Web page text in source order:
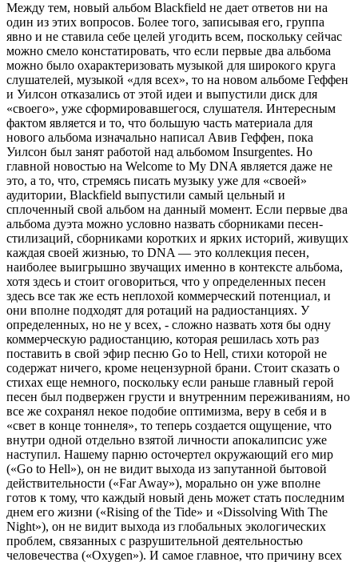
Между тем, новый альбом Blackfield не дает ответов ни на
один из этих вопросов. Более того, записывая его, группа
явно и не ставила себе целей угодить всем, поскольку сейчас
можно смело констатировать, что если первые два альбома
можно было охарактеризовать музыкой для широкого круга
слушателей, музыкой «для всех», то на новом альбоме Геффен
и Уилсон отказались от этой идеи и выпустили диск для
«своего», уже сформировавшегося, слушателя. Интересным
фактом является и то, что большую часть материала для
нового альбома изначально написал Авив Геффен, пока
Уилсон был занят работой над альбомом Insurgentes. Но
главной новостью на Welcome to My DNA является даже не
это, а то, что, стремясь писать музыку уже для «своей»
аудитории, Blackfield выпустили самый цельный и
сплоченный свой альбом на данный момент. Если первые два
альбома дуэта можно условно назвать сборниками песен-
стилизаций, сборниками коротких и ярких историй, живущих
каждая своей жизнью, то DNA — это коллекция песен,
наиболее выигрышно звучащих именно в контексте альбома,
хотя здесь и стоит оговориться, что у определенных песен
здесь все так же есть неплохой коммерческий потенциал, и
они вполне подходят для ротаций на радиостанциях. У
определенных, но не у всех, - сложно назвать хотя бы одну
коммерческую радиостанцию, которая решилась хоть раз
поставить в свой эфир песню Go to Hell, стихи которой не
содержат ничего, кроме нецензурной брани. Стоит сказать о
стихах еще немного, поскольку если раньше главный герой
песен был подвержен грусти и внутренним переживаниям, но
все же сохранял некое подобие оптимизма, веру в себя и в
«свет в конце тоннеля», то теперь создается ощущение, что
внутри одной отдельно взятой личности апокалипсис уже
наступил. Нашему парню осточертел окружающий его мир
(«Go to Hell»), он не видит выхода из запутанной бытовой
действительности («Far Away»), морально он уже вполне
готов к тому, что каждый новый день может стать последним
днем его жизни («Rising of the Tide» и «Dissolving With The
Night»), он не видит выхода из глобальных экологических
проблем, связанных с разрушительной деятельностью
человечества («Oxygen»). И самое главное, что причину всех